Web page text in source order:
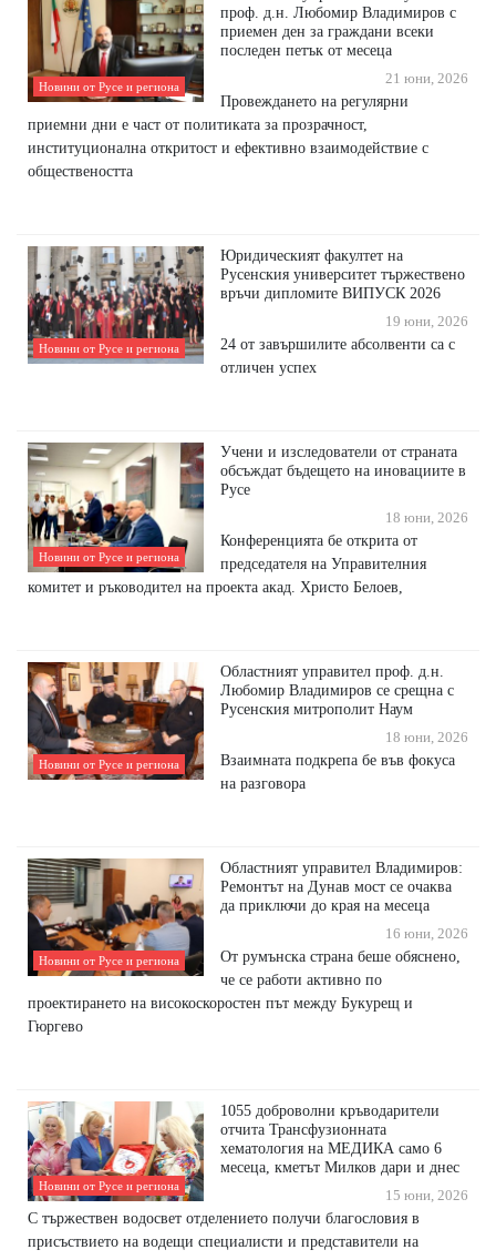
Новини от Русе и региона
проф. д.н. Любомир Владимиров с
приемен ден за граждани всеки
последен петък от месеца
21 юни, 2026
Провеждането на регулярни
приемни дни е част от политиката за прозрачност,
институционална откритост и ефективно взаимодействие с
обществеността
Новини от Русе и региона
Юридическият факултет на
Русенския университет тържествено
връчи дипломите ВИПУСК 2026
19 юни, 2026
24 от завършилите абсолвенти са с
отличен успех
Новини от Русе и региона
Учени и изследователи от страната
обсъждат бъдещето на иновациите в
Русе
18 юни, 2026
Конференцията бе открита от
председателя на Управителния
комитет и ръководител на проекта акад. Христо Белоев,
Новини от Русе и региона
Областният управител проф. д.н.
Любомир Владимиров се срещна с
Русенския митрополит Наум
18 юни, 2026
Взаимната подкрепа бе във фокуса
на разговора
Новини от Русе и региона
Областният управител Владимиров:
Ремонтът на Дунав мост се очаква
да приключи до края на месеца
16 юни, 2026
От румънска страна беше обяснено,
че се работи активно по
проектирането на високоскоростен път между Букурещ и
Гюргево
Новини от Русе и региона
1055 доброволни кръводарители
отчита Трансфузионната
хематология на МЕДИКА само 6
месеца, кметът Милков дари и днес
15 юни, 2026
С тържествен водосвет отделението получи благословия в
присъствието на водещи специалисти и представители на